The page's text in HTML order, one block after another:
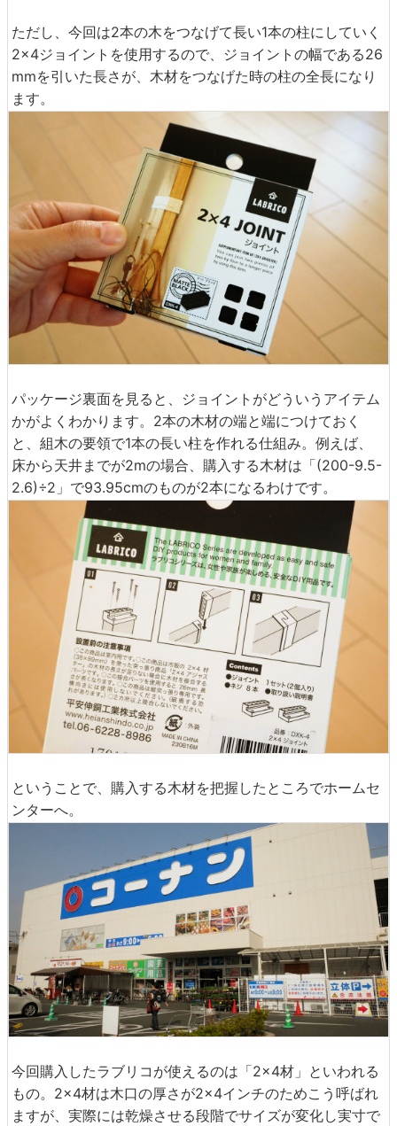
ただし、今回は2本の木をつなげて長い1本の柱にしていく
2×4ジョイントを使用するので、ジョイントの幅である26
mmを引いた長さが、木材をつなげた時の柱の全長になり
ます。
パッケージ裏面を見ると、ジョイントがどういうアイテム
かがよくわかります。2本の木材の端と端につけておく
と、組木の要領で1本の長い柱を作れる仕組み。例えば、
床から天井までが2mの場合、購入する木材は「(200-9.5-
2.6)÷2」で93.95cmのものが2本になるわけです。
ということで、購入する木材を把握したところでホームセ
ンターへ。
今回購入したラブリコが使えるのは「2×4材」といわれる
もの。2×4材は木口の厚さが2×4インチのためこう呼ばれ
ますが、実際には乾燥させる段階でサイズが変化し実寸で